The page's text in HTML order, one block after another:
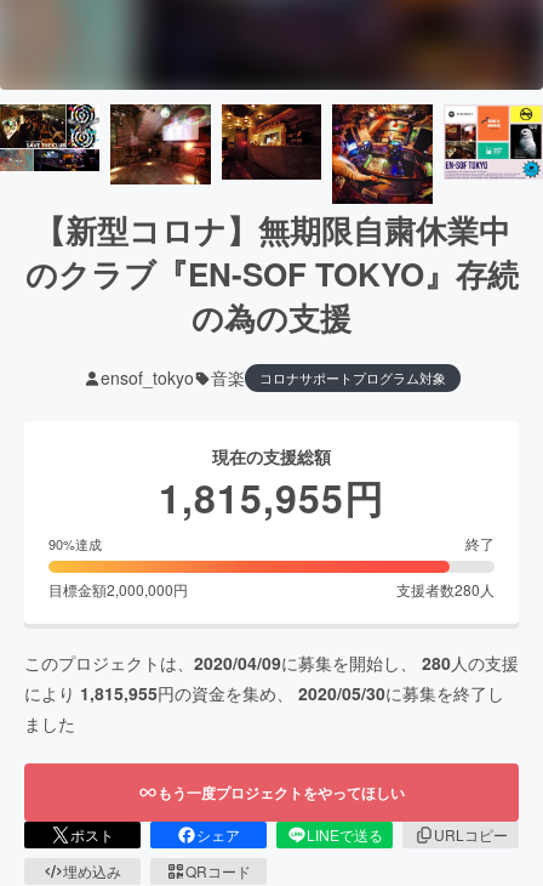
【新型コロナ】無期限自粛休業中
のクラブ『EN-SOF TOKYO』存続
の為の支援
ensof_tokyo 音楽 コロナサポートプログラム対象
現在の支援総額
1,815,955円
90%達成 終了
目標金額2,000,000円 支援者数280 人
このプロジェクトは、 2020/04/09に募集を開始し、 280人の支援
により 1,815,955円の資金を集め、 2020/05/30に募集を終了し
ました
もう一度プロジェクトをやってほしい
ポスト シェア LINEで送る
URLコピー
埋め込み
QRコード